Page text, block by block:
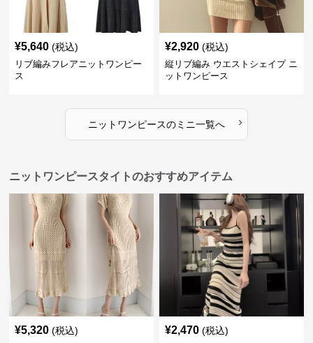
¥5,640 (税込)
リブ編みフレアニットワンピー
ス
¥2,920 (税込)
縦リブ編み ウエストシェイプ ニ
ットワンピース
ニットワンピースのミニ一覧へ ›
ニットワンピースタイトのおすすめアイテム
¥5,320 (税込) ¥2,470 (税込)